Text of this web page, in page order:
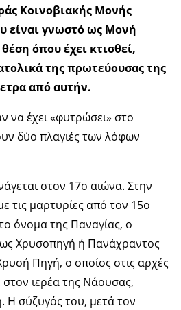
Κοινοβιακής Μονής
είναι γνωστό ως Μονή
όπου έχει κτισθεί,
της πρωτεύουσας της
από αυτήν.
να έχει «φυτρώσει» στο
δύο πλαγιές των λόφων
στον 17ο αιώνα. Στην
τις μαρτυρίες από τον 15ο
όνομα της Παναγίας, ο
Χρυσοπηγή ή Πανάχραντος
Πηγή, ο οποίος στις αρχές
ιερέα της Νάουσας,
Η σύζυγός του, μετά τον